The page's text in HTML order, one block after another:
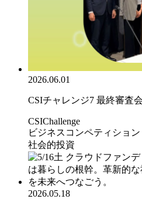
2026.06.01
CSIチャレンジ7 最終審査
CSIChallenge
ビジネスコンペティション
社会的投資
2026.05.18